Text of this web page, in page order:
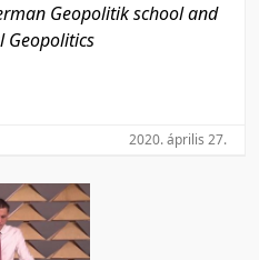
Geopolitik school and
Geopolitics
2020. április 27.